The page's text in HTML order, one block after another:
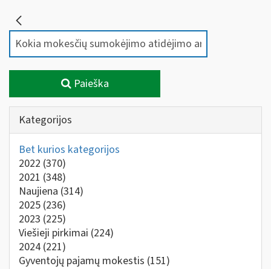
Paieška
Kategorijos
Bet kurios kategorijos
2022 (370)
2021 (348)
Naujiena (314)
2025 (236)
2023 (225)
Viešieji pirkimai (224)
2024 (221)
Gyventojų pajamų mokestis (151)